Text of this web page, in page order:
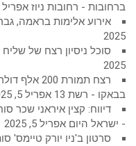
ברחובות - רחובות ניוז אפריל 5, 2025
אירוע אלימות בראמה, גבר בן 40 נפצע קשה -
2025
סוכל ניסיון רצח של
2025
רצח תמורת
בבאקו - רשת 13
אפריל 5, 2025
דיווח: קצין איראני שכר
- ישראל היום אפריל 5, 2025
סרטון ב'ניו יורק